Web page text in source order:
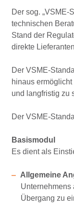
Der sog. „VSME-
technischen
Stand der
direkte
Der VSME-
hinaus
und langfristig zu
Der VSME-
Basismodul
Es dient als
Allgemeine
Unternehmens
Übergang zu